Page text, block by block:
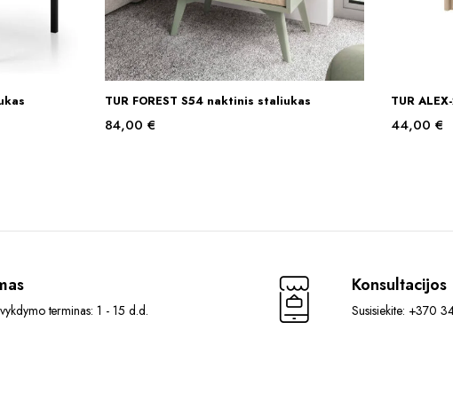
Į KREPŠELĮ
TUR FOREST S54 naktinis staliukas
84,00€
TUR
44,00 €
terminas: 1 - 15 d.d.
Konsultacijos
Susisiekite: +370